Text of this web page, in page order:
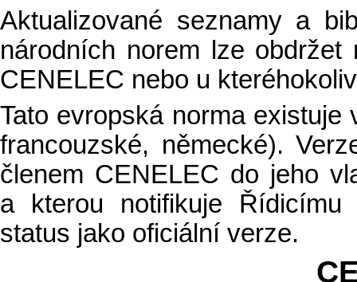
Aktualizované seznamy a
národních norem lze
CENELEC nebo u
Tato evropská norma
francouzské, německé).
členem CENELEC do jeho
a kterou notifikuje Řídicímu
status jako oficiální verze.